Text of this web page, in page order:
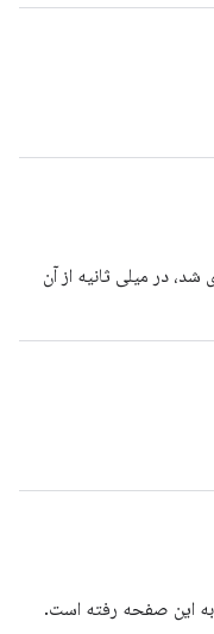
در میلی ثانیه از آن
به این صفحه رفته است.